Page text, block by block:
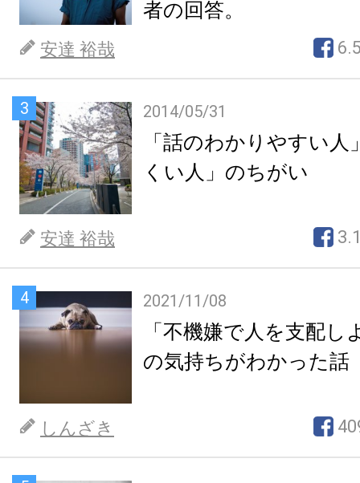
者の回答。
安達 裕哉
3 2014/05/31
「話のわかりやすい
くい人」のちがい
安達 裕哉
4 2021/11/08
「不機嫌で人を支配し
の気持ちがわかった話
しんざき